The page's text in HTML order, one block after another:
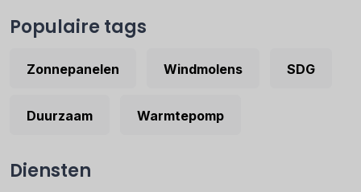
Populaire tags
Zonnepanelen Windmolens SDG
Duurzaam Warmtepomp
Diensten